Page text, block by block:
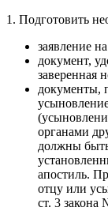
1. Подготовить
заявление
документ,
заверенная
документы,
органами
должны
апостиль.
отцу или
ст. 3